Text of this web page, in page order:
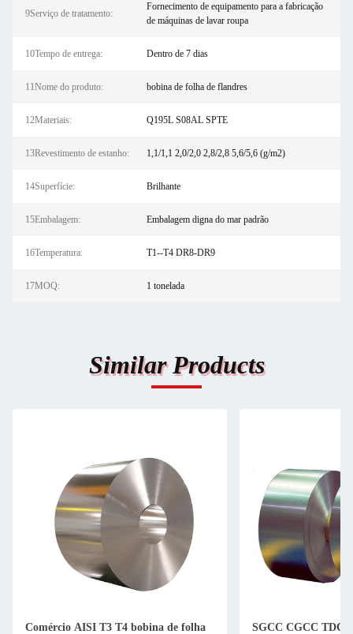
9Serviço de tratamento:
Fornecimento de equipamento para a fabricação
de máquinas de lavar roupa
10Tempo de entrega: Dentro de 7 dias
11Nome do produto: bobina de folha de flandres
12Materiais: Q195L S08AL SPTE
13Revestimento de estanho: 1,1/1,1 2,0/2,0 2,8/2,8 5,6/5,6 (g/m2)
14Superfície: Brilhante
15Embalagem: Embalagem digna do mar padrão
16Temperatura: T1--T4 DR8-DR9
17MOQ: 1 tonelada
Similar Products
Comércio AISI T3 T4 bobina de folha
SGCC CGCC